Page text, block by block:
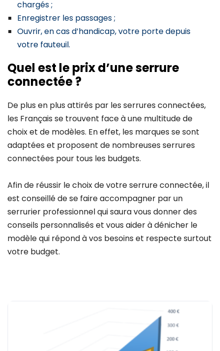
chargés ;
Enregistrer les passages ;
Ouvrir, en cas d’handicap, votre porte depuis
votre fauteuil.
Quel est le prix d’une serrure
connectée ?
De plus en plus attirés par les serrures connectées,
les Français se trouvent face à une multitude de
choix et de modèles. En effet, les marques se sont
adaptées et proposent de nombreuses serrures
connectées pour tous les budgets.
Afin de réussir le choix de votre serrure connectée, il
est conseillé de se faire accompagner par un
serrurier professionnel qui saura vous donner des
conseils personnalisés et vous aider à dénicher le
modèle qui répond à vos besoins et respecte surtout
votre budget.